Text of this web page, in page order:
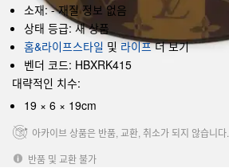
소재: - 재질 정보 없음
상태 등급: 새 상품
홈&라이프스타일 및 라이프더 보기
벤더 코드: HBXRK415
대략적인 치수:
19 × 6 × 19cm
아카이브 상품은 반품, 교환, 취소가 되지 않습니다.
반품 및 교환 불가